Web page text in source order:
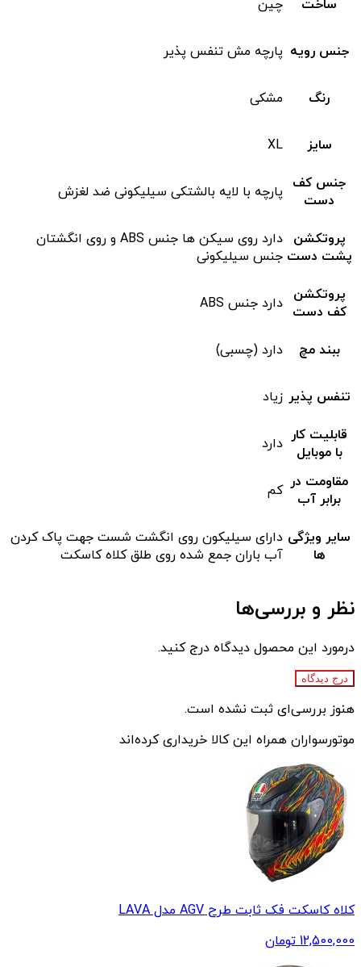
ساخت چین
جنس رویه پارچه مش تنفس پذیر
رنگ مشکی
سایز XL
جنس کف
دست
پارچه با لایه بالشتکی سیلیکونی ضد لغزش
پروتکشن
پشت دست
دارد روی سیکن ها جنس ABS و روی انگشتان
جنس سیلیکونی
پروتکشن
کف دست دارد جنس ABS
ببند مچ دارد (چسبی)
تنفس پذیر زیاد
قابلیت کار
با موبایل
دارد
مقاومت در
برابر آب
کم
سایر ویژگی
ها
دارای سیلیکون روی انگشت شست جهت پاک کردن
آب باران جمع شده روی طلق کلاه کاسکت
نظر و بررسی‌ها
درمورد این محصول دیدگاه درج کنید.
درج دیدگاه
هنوز بررسی‌ای ثبت نشده است.
موتورسواران همراه این کالا خریداری کرده‌اند
کلاه کاسکت فک ثابت طرح AGV مدل LAVA
12,500,000 تومان